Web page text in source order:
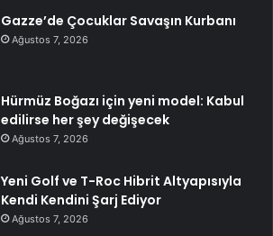
Gazze’de Çocuklar Savaşın Kurbanı
Ağustos 7, 2026
Hürmüz Boğazı için yeni model: Kabul
edilirse her şey değişecek
Ağustos 7, 2026
Yeni Golf ve T-Roc Hibrit Altyapısıyla
Kendi Kendini Şarj Ediyor
Ağustos 7, 2026